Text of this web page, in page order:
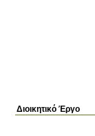
Διοικητικό Έργο